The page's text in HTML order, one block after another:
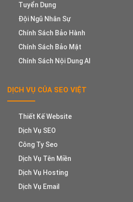
Tuyển Dụng
Đội Ngũ Nhân Sự
Chính Sách Bảo Hành
Chính Sách Bảo Mật
Chính Sách Nội Dung AI
DỊCH VỤ CỦA SEO VIỆT
Thiết Kế Website
Dịch Vụ SEO
Công Ty Seo
Dịch Vụ Tên Miền
Dịch Vụ Hosting
Dịch Vụ Email